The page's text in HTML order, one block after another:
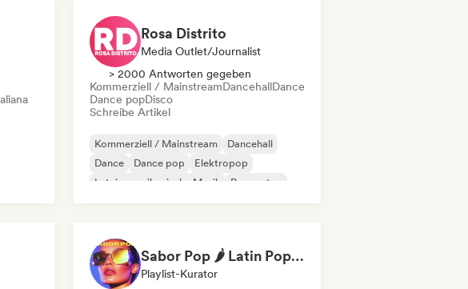
Rosa Distrito
Media Outlet/Journalist
> 2000 Antworten gegeben
Kommerziell / MainstreamDancehallDance
Dance popDisco
Schreibe Artikel
Kommerziell / Mainstream
Dancehall
Dance
Dance pop
Elektropop
Lateinamerikanische Musik
Reggaeton
Sabor Pop 🌶️ Latin Pop, Reggaeton & Latin Club Hits
Playlist-Kurator